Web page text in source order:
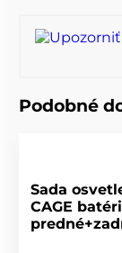
Podobné
Sada
CAGE